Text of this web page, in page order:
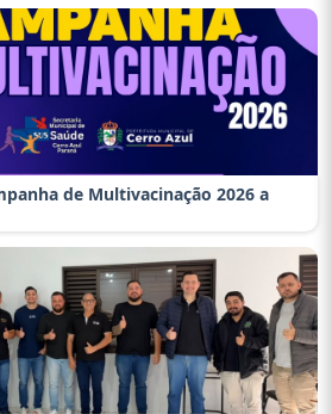
de Multivacinação 2026 a
Decenal do Esporte visando